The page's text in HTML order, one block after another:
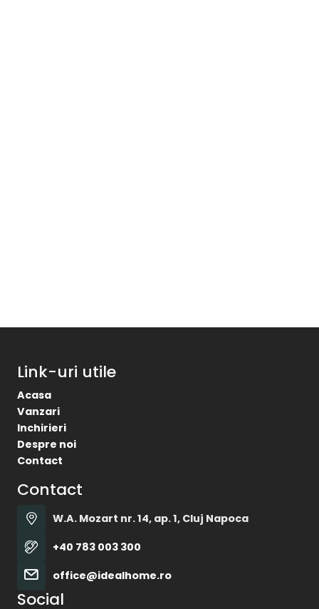
Link-uri utile
Acasa
Vanzari
Inchirieri
Despre noi
Contact
Contact
W.A. Mozart nr. 14, ap. 1, Cluj Napoca
+40 783 003 300
office@idealhome.ro
Social